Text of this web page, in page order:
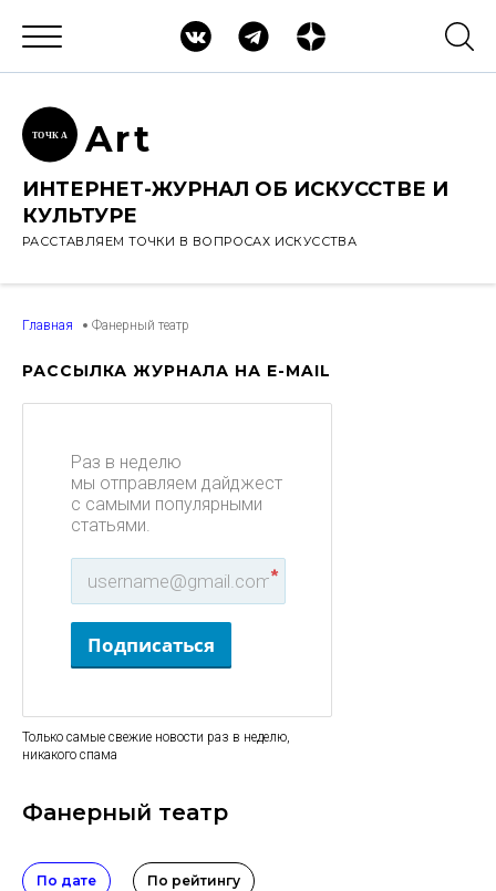
ТОЧК А Art
ИНТЕРНЕТ-ЖУРНАЛ ОБ ИСКУССТВЕ И
КУЛЬТУРЕ
РАССТАВЛЯЕМ ТОЧКИ В ВОПРОСАХ ИСКУССТВА
Главная Фанерный театр
РАССЫЛКА ЖУРНАЛА НА E-MAIL
Раз в неделю
мы отправляем дайджест
с самыми популярными
статьями.
*
Подписаться
Только самые свежие новости раз в неделю,
никакого спама
Фанерный театр
По дате По рейтингу